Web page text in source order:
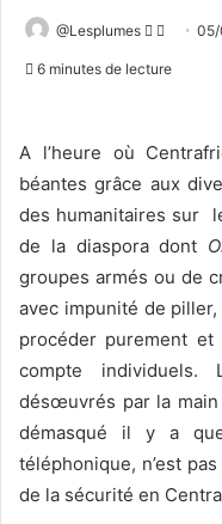
@Lesplumes
Follow
Envoyer
6 minutes de lecture
A l’heure où
béantes grâce aux
des humanitaires sur
de la diaspora dont
groupes armés ou de
avec impunité de
procéder purement
compte individuels.
désœuvrés par la
démasqué il y a
téléphonique, n’est
de la sécurité en